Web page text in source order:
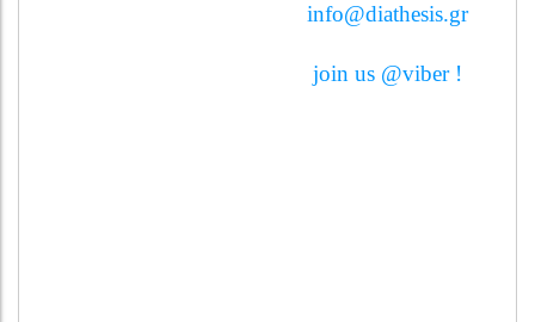
info@diathesis.gr
join us @viber !